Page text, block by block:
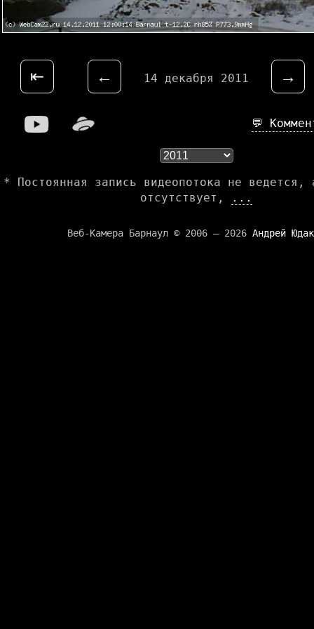
⇤ ← 14 декабря 2011 →
💬
* Постоянная запись видеопотока не ведется,
отсутствует,
...
Веб-Камера Барнаул © 2006 — 2026 Андрей